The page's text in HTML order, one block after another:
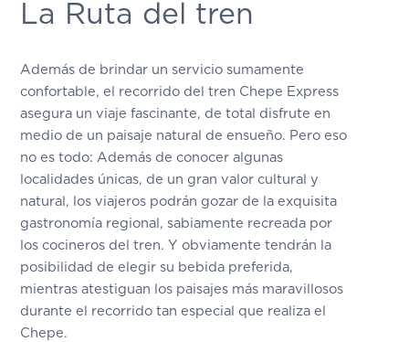
La Ruta del tren
Además de brindar un servicio sumamente
confortable, el recorrido del tren Chepe Express
asegura un viaje fascinante, de total disfrute en
medio de un paisaje natural de ensueño. Pero eso
no es todo: Además de conocer algunas
localidades únicas, de un gran valor cultural y
natural, los viajeros podrán gozar de la exquisita
gastronomía regional, sabiamente recreada por
los cocineros del tren. Y obviamente tendrán la
posibilidad de elegir su bebida preferida,
mientras atestiguan los paisajes más maravillosos
durante el recorrido tan especial que realiza el
Chepe.